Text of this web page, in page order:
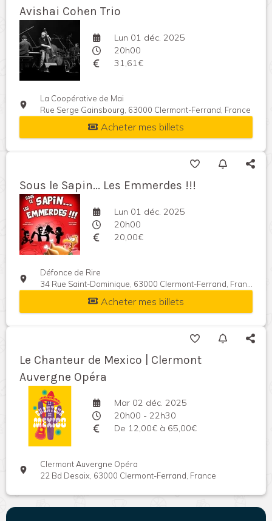
Avishai Cohen Trio
Lun 01 déc. 2025
20h00
31,61€
La Coopérative de Mai
Rue Serge Gainsbourg, 63000 Clermont-Ferrand, France
Acheter mes billets
Sous le Sapin... Les Emmerdes !!!
Lun 01 déc. 2025
20h00
20,00€
Défonce de Rire
34 Rue Saint-Dominique, 63000 Clermont-Ferrand, France
Acheter mes billets
Le Chanteur de Mexico | Clermont
Auvergne Opéra
Mar 02 déc. 2025
20h00 - 22h30
De 12,00€ à 65,00€
Clermont Auvergne Opéra
22 Bd Desaix, 63000 Clermont-Ferrand, France